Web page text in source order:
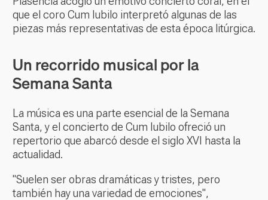
que el coro Cum Iubilo interpretó algunas de las
piezas más representativas de esta época litúrgica.
Un recorrido musical por la
Semana Santa
La música es una parte esencial de la Semana
Santa, y el concierto de Cum Iubilo ofreció un
repertorio que abarcó desde el siglo XVI hasta la
actualidad.
"Suelen ser obras dramáticas y tristes, pero
también hay una variedad de emociones",